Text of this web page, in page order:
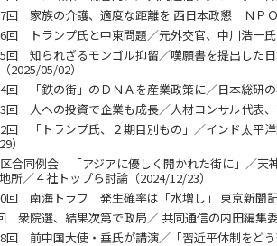
回 家族の介護、適度な距離を 西日本政懇 ＮＰ
回 トランプ氏と中東問題／元外交官、中川浩一
回 知られざるモンゴル抑留／嘆願書を提出した
2025/05/02）
回 「鉄の街」のＤＮＡを産業政策に／日本総研
回 人への投資で企業も成長／人材コンサル代表
回 「トランプ氏、２期目別もの」／インド太平
）
合同例会 「アジアに優しく開かれた街に」／天
所／４社トップら討論（2024/12/23）
回 南海トラフ 発生確率は「水増し」 東京新聞
衆院選、結果次第で政局／ 共同通信の内田編集
回 前中国大使・垂氏が講演／「習近平体制をど